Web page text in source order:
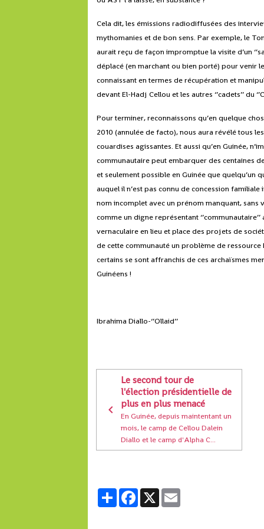
Cela dit, les émissions radiodiffusées des
mythomanies et de bon sens. Par exemple, le
aurait reçu de façon impromptue la visite d’un
déplacé (en marchant ou bien porté) pour venir
connaissant en termes de récupération et
devant El-Hadj Cellou et les autres ‘’cadets’’ du
Pour terminer, reconnaissons qu’en quelque
2010 (annulée de facto), nous aura révélé tous
couardises agissantes. Et aussi qu’en Guinée,
communautaire peut embarquer des centaines
et seulement possible en Guinée que quelqu’un
auquel il n’est pas connu de concession
nom incomplet avec un prénom manquant, sans
comme un digne représentant
vernaculaire en lieu et place des projets de
de cette communauté un problème de
certains se sont affranchis de ces archaïsmes
Guinéens !
Ibrahima Diallo-‘’Ollaid’’
Le second tour de
l'élection présidentielle de
plus en plus menacé
En Guinée, depuis maintentant un
mois, le camp de Cellou Dalein
Diallo et le camp d'Alpha C...
PartagerFacebook
X